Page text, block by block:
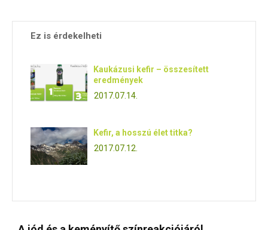
Ez is érdekelheti
Kaukázusi kefir – összesített
eredmények
2017.07.14.
Kefir, a hosszú élet titka?
2017.07.12.